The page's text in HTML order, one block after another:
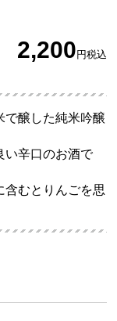
2,200 円税込
で醸した純米吟醸
い辛口のお酒で
含むとりんごを思